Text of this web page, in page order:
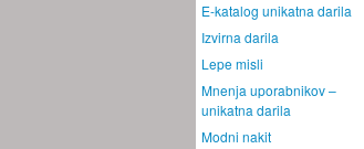
E-katalog unikatna darila
Izvirna darila
Lepe misli
Mnenja uporabnikov –
unikatna darila
Modni nakit